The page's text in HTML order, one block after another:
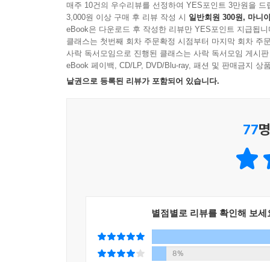
매주 10건의 우수리뷰를 선정하여 YES포인트 3만원을 드
3,000원 이상 구매 후 리뷰 작성 시 일반회원 300원, 마니
eBook은 다운로드 후 작성한 리뷰만 YES포인트 지급됩니
클래스는 첫번째 회차 주문확정 시점부터 마지막 회차 주
사락 독서모임으로 진행된 클래스는 사락 독서모임 게시
eBook 페이백, CD/LP, DVD/Blu-ray, 패션 및 판매금지 상
낱권으로 등록된 리뷰가 포함되어 있습니다.
77
별점별로 리뷰를 확인해 보세
8%